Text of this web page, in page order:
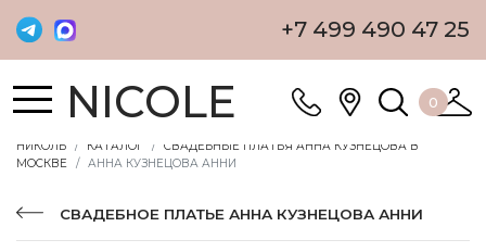
+7 499 490 47 25
NICOLE 0
НИКОЛЬ КАТАЛОГ
СВАДЕБНЫЕ ПЛАТЬЯ АННА КУЗНЕЦОВА В
МОСКВЕ
АННА КУЗНЕЦОВА АННИ
СВАДЕБНОЕ ПЛАТЬЕ АННА КУЗНЕЦОВА АННИ